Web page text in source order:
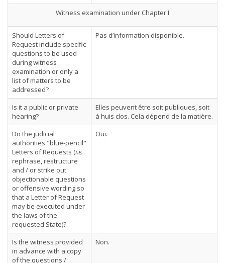
Witness examination under Chapter I
Should Letters of
Request include specific
questions to be used
during witness
examination or only a
list of matters to be
addressed?
Pas d’information disponible.
Is it a public or private
hearing?
Elles peuvent être soit publiques, soit
à huis clos. Cela dépend de la matière.
Do the judicial
authorities "blue-pencil"
Letters of Requests (i.e.
rephrase, restructure
and / or strike out
objectionable questions
or offensive wording so
that a Letter of Request
may be executed under
the laws of the
requested State)?
Oui.
Is the witness provided
in advance with a copy
of the questions /
Non.